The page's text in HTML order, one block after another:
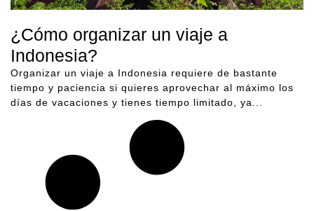
¿Cómo organizar un viaje a
Indonesia?
Organizar un viaje a Indonesia requiere de bastante
tiempo y paciencia si quieres aprovechar al máximo los
días de vacaciones y tienes tiempo limitado, ya...